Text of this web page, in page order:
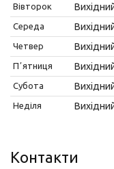
Вівторок
Середа
Четвер
Пʼятниця
Субота
Неділя
Контакти